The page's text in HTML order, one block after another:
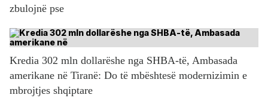
zbulojnë pse
Kredia 302 mln dollarëshe nga SHBA-të, Ambasada
amerikane në Tiranë: Do të mbështesë modernizimin e
mbrojtjes shqiptare